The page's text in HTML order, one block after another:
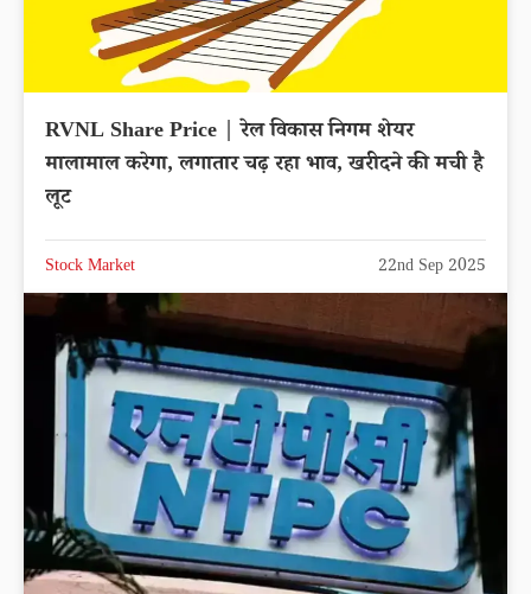
RVNL Share Price | रेल विकास निगम शेयर
मालामाल करेगा, लगातार चढ़ रहा भाव, खरीदने की मची है
लूट
Stock Market 22nd Sep 2025